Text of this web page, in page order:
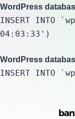
WordPress
INSERT INTO
04:03:33')
WordPress
INSERT INTO